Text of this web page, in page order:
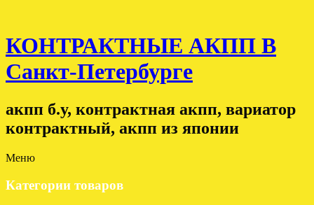
КОНТРАКТНЫЕ АКПП В
Санкт-Петербурге
акпп б.у, контрактная акпп, вариатор
контрактный, акпп из японии
Меню
Категории товаров